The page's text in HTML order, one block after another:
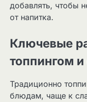
добавлять, чтобы
от напитка.
Ключевые
топпингом
Традиционно
блюдам, чаще к